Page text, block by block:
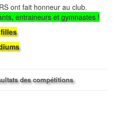
ont fait honneur au club.
entraineurs et gymnastes !
des compétitions